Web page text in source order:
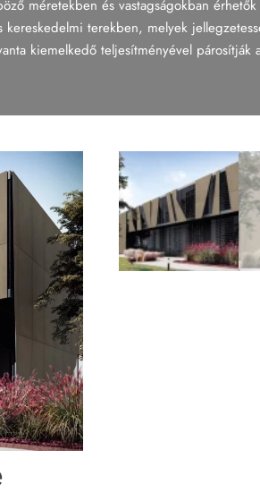
méretekben és vastagságokban
terekben, melyek
kiemelkedő teljesítményével